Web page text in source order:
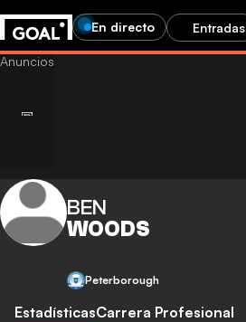
En directo Entradas
BEN
WOODS
Peterborough
EstadísticasCarrera Profesional